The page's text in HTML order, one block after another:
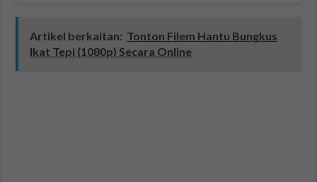
Artikel berkaitan: Tonton Filem Hantu Bungkus
Ikat Tepi (1080p) Secara Online